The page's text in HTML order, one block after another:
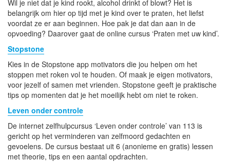
Wil je niet dat je kind rookt, alcohol drinkt of blowt? Het is
belangrijk om hier op tijd met je kind over te praten, het liefst
voordat ze er aan beginnen. Hoe pak je dat dan aan in de
opvoeding? Daarover gaat de online cursus ‘Praten met uw kind’.
Stopstone
Kies in de Stopstone app motivators die jou helpen om het
stoppen met roken vol te houden. Of maak je eigen motivators,
voor jezelf of samen met vrienden. Stopstone geeft je praktische
tips op momenten dat je het moeilijk hebt om niet te roken.
Leven onder controle
De internet zelfhulpcursus ‘Leven onder controle’ van 113 is
gericht op het verminderen van zelfmoord gedachten en
gevoelens. De cursus bestaat uit 6 (anonieme en gratis) lessen
met theorie, tips en een aantal opdrachten.